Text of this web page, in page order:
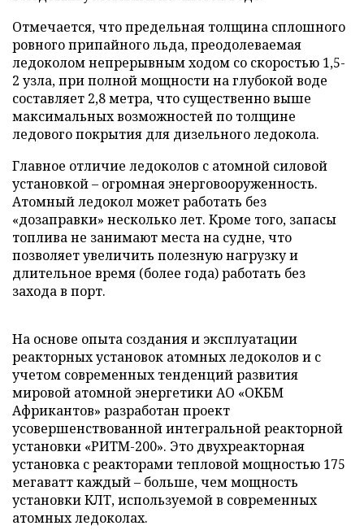
Отмечается, что предельная толщина сплошного
ровного припайного льда, преодолеваемая
ледоколом непрерывным ходом со скоростью 1,5-
2 узла, при полной мощности на глубокой воде
составляет 2,8 метра, что существенно выше
максимальных возможностей по толщине
ледового покрытия для дизельного ледокола.
Главное отличие ледоколов с атомной силовой
установкой – огромная энерговооруженность.
Атомный ледокол может работать без
«дозаправки» несколько лет. Кроме того, запасы
топлива не занимают места на судне, что
позволяет увеличить полезную нагрузку и
длительное время (более года) работать без
захода в порт.
На основе опыта создания и эксплуатации
реакторных установок атомных ледоколов и с
учетом современных тенденций развития
мировой атомной энергетики АО «ОКБМ
Африкантов» разработан проект
усовершенствованной интегральной реакторной
установки «РИТМ-200». Это двухреакторная
установка с реакторами тепловой мощностью 175
мегаватт каждый – больше, чем мощность
установки КЛТ, используемой в современных
атомных ледоколах.